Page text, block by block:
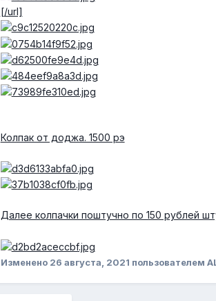
[/url]
Колпак от доджа. 1500 рэ
Далее колпачки поштучно по 150 рублей
Изменено 26 августа, 2021 пользователем